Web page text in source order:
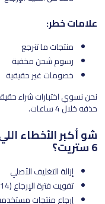
علامات خطر:
منتجات ما تنرجع
رسوم شحن مخفية
خصومات غير حقيقية
نحن نسوي اختبارات شراء
حذفه خلال 4 ساعات.
شو أكبر الأخطاء
6 ستريت؟
إزالة التغليف الأصلي
تفويت فترة الإرجاع (14 يوم)
إرجاع منتجات